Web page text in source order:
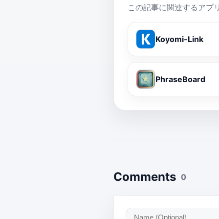
この記事に関連するアプ
Koyomi-Link
PhraseBoard
Comments 0